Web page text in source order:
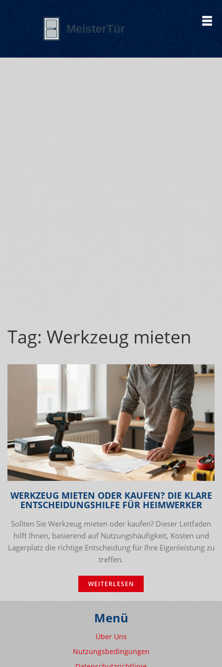
Tag: Werkzeug mieten
WERKZEUG MIETEN ODER KAUFEN? DIE KLARE
ENTSCHEIDUNGSHILFE FÜR HEIMWERKER
Sollten Sie Werkzeug mieten oder kaufen? Dieser Leitfaden
hilft Ihnen, basierend auf Nutzungshäufigkeit, Kosten und
Lagerplatz die richtige Entscheidung für Ihre Eigenleistung zu
treffen.
WEITERLESEN
Menü
Über Uns
Nutzungsbedingungen